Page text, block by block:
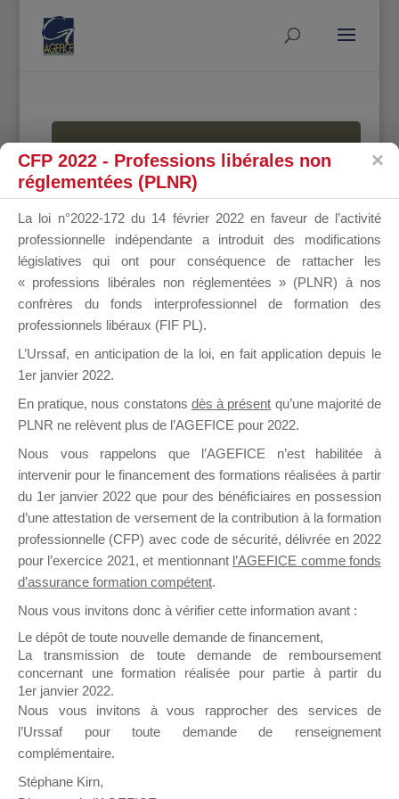
MALLETTE
DU
DIRIGEANT
Groupe Public
il y a un mois
Ce groupe est destiné aux Organismes de
Formation qui souhaitent répondre à l’Appel à
Propositions Mallette du Dirigeant.
sur lequel il est possible de laisser un message
ou poser une question.
NB : Il est nécessaire d’être
pouvoir rejoindre ce groupe
CFP 2022 - Professions libérales non
réglementées (PLNR)
La loi n°2022-172 du 14 février 2022 en faveur de l’activité
professionnelle indépendante a introduit des modifications
législatives qui ont pour conséquence de rattacher les
« professions libérales non réglementées » (PLNR) à nos
confrères du fonds interprofessionnel de formation des
professionnels libéraux (FIF PL).
L’Urssaf, en anticipation de la loi, en fait application depuis le
1er janvier 2022.
En pratique, nous constatons dès à présent qu’une majorité de
PLNR ne relèvent plus de l’AGEFICE pour 2022.
Nous vous rappelons que l’AGEFICE n’est habilitée à
intervenir pour le financement des formations réalisées à partir
du 1er janvier 2022 que pour des bénéficiaires en possession
d’une attestation de versement de la contribution à la formation
professionnelle (CFP) avec code de sécurité, délivrée en 2022
pour l’exercice 2021, et mentionnant l’AGEFICE comme fonds
d’assurance formation compétent.
Nous vous invitons donc à vérifier cette information avant :
Le dépôt de toute nouvelle demande de financement,
La transmission de toute demande de remboursement
concernant une formation réalisée pour partie à partir du
1er janvier 2022.
Nous vous invitons à vous rapprocher des services de
l’Urssaf pour toute demande de renseignement
complémentaire.
Stéphane Kirn,